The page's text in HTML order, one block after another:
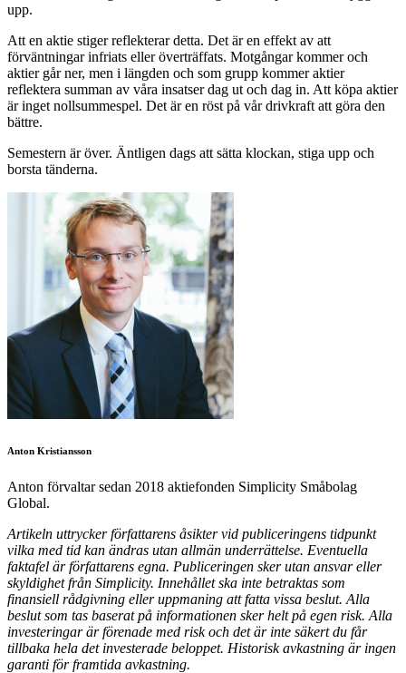
upp.
Att en aktie stiger reflekterar detta. Det är en effekt av att
förväntningar infriats eller överträffats. Motgångar kommer och
aktier går ner, men i längden och som grupp kommer aktier
reflektera summan av våra insatser dag ut och dag in. Att köpa aktier
är inget nollsummespel. Det är en röst på vår drivkraft att göra den
bättre.
Semestern är över. Äntligen dags att sätta klockan, stiga upp och
borsta tänderna.
Anton Kristiansson
Anton förvaltar sedan 2018 aktiefonden Simplicity Småbolag
Global.
Artikeln uttrycker författarens åsikter vid publiceringens tidpunkt
vilka med tid kan ändras utan allmän underrättelse. Eventuella
faktafel är författarens egna. Publiceringen sker utan ansvar eller
skyldighet från Simplicity. Innehållet ska inte betraktas som
finansiell rådgivning eller uppmaning att fatta vissa beslut. Alla
beslut som tas baserat på informationen sker helt på egen risk. Alla
investeringar är förenade med risk och det är inte säkert du får
tillbaka hela det investerade beloppet. Historisk avkastning är ingen
garanti för framtida avkastning.